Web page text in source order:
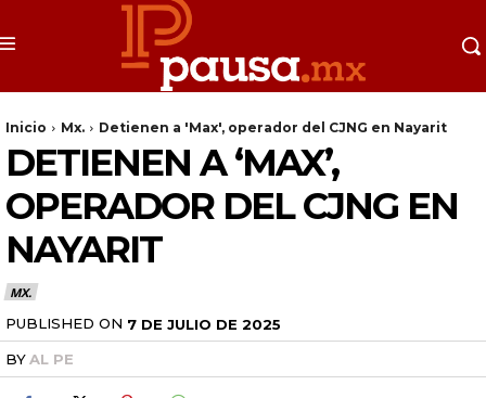
Inicio Mx. Detienen a 'Max', operador del CJNG en Nayarit
DETIENEN A ‘MAX’,
OPERADOR DEL CJNG EN
NAYARIT
MX.
PUBLISHED ON 7 DE JULIO DE 2025
BYAL PE